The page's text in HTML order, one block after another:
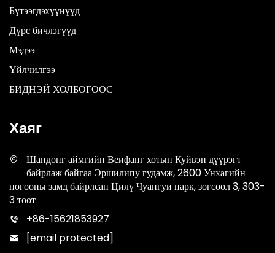
Бүтээгдэхүүнүүд
Дүрс бичлэгүүд
Мэдээ
Үйлчилгээ
БИДНЭЙ ХОЛБОГООС
Хаяг
Шандонг аймгийн Веифанг хотын Куйвэн дүүрэгт
байрлаж байгаа Эршилипу гудамж, 2600 Унхагийн
ногооны замд байрлсан Цилү Чуангуи парк, зогсоол 3, 303-
3 тоот
+86-15621853927
[email protected]